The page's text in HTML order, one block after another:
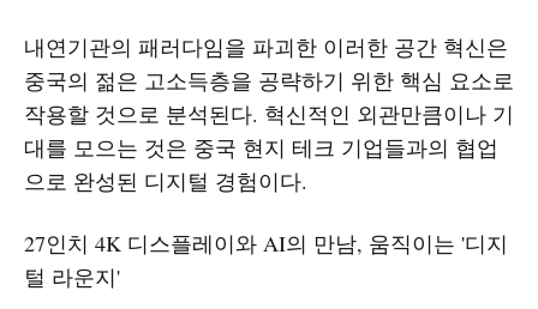
내연기관의 패러다임을 파괴한 이러한 공간 혁신은
중국의 젊은 고소득층을 공략하기 위한 핵심 요소로
작용할 것으로 분석된다. 혁신적인 외관만큼이나 기
대를 모으는 것은 중국 현지 테크 기업들과의 협업
으로 완성된 디지털 경험이다.
27인치 4K 디스플레이와 AI의 만남, 움직이는 '디지
털 라운지'